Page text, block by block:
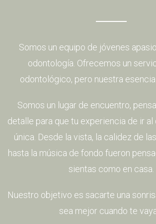
Somos un equipo de jóvenes
odontología. Ofrecemos un
odontológico, pero nuestra esencia
Somos un lugar de encuentro,
detalle para que tu experiencia de ir
única. Desde la vista, la calidez de
hasta la música de fondo fueron
sientas como en casa.​
Nuestro objetivo es sacarte una
sea mejor cuando te